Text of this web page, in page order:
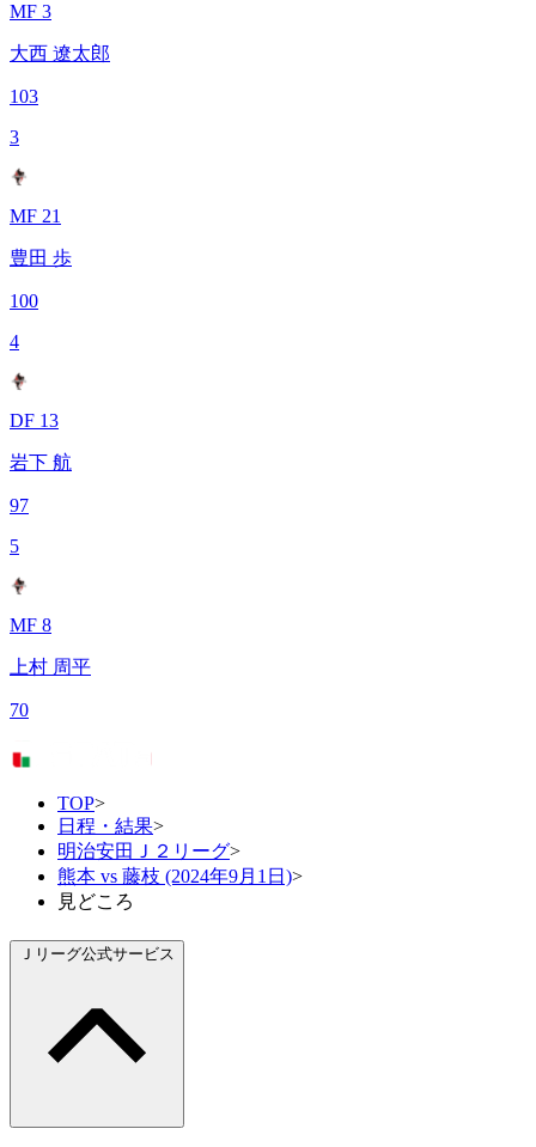
MF 3
大西 遼太郎
103
3
MF 21
豊田 歩
100
4
DF 13
岩下 航
97
5
MF 8
上村 周平
70
TOP>
日程・結果>
明治安田Ｊ２リーグ>
熊本 vs 藤枝 (2024年9月1日)>
見どころ
Ｊリーグ公式サービス